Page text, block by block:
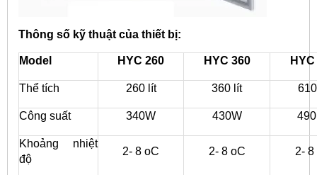
Thông số kỹ thuật của thiết bị:
Model HYC 260 HYC 360
Thể tích 260 lít 360 lít
Công suất 340W 430W
Khoảng nhiệt
độ
2- 8 oC 2- 8 oC 2- 8